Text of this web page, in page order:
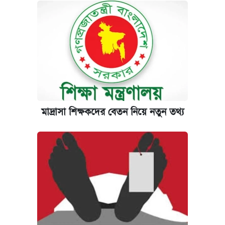
‘গুলশানের চামেলি’ তে যৌনকর্মীর দালাল অ্যাডলফ
আজ শুক্রবার রাজধানীর যেসব মার্কেট-দোকানপাট
কবে শুরু হচ্ছে ঢাবির ভর্তি আবেদন, জানাল কর্তৃপক্ষ
যুক্তরাষ্ট্র থেকে আরও ২৩ বাংলাদেশিকে দেশে
ফেরত পাঠানো হলো
ইপিএস প্রকাশ করেছে ঢাকা ব্যাংক
মাদ্রাসা শিক্ষকদের বেতন নিয়ে নতুন তথ্য